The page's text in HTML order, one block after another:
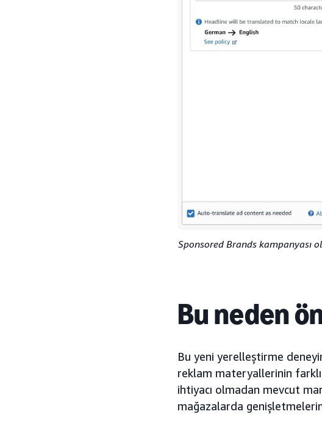
Sponsored Brands kampanyası
Bu neden
Bu yeni yerelleştirme
reklam materyallerinin
ihtiyacı olmadan mevcut
mağazalarda